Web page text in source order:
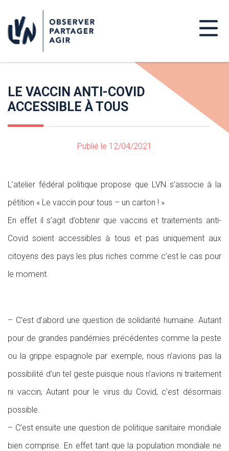
LE VACCIN ANTI-COVID
ACCESSIBLE À TOUS
Publié le 12/04/2021
L’atelier fédéral politique propose que LVN s’associe à la
pétition « Le vaccin pour tous – un carton ! »
En effet il s’agit d’obtenir que vaccins et traitements anti-
Covid soient accessibles à tous et pas uniquement aux
citoyens des pays les plus riches comme c’est le cas pour
le moment.
– C’est d’abord une question de solidarité humaine. Autant
pour de grandes pandémies précédentes comme la peste
ou la grippe espagnole par exemple, nous n’avions pas la
possibilité d’un tel geste puisque nous n’avions ni traitement
ni vaccin; Autant pour le virus du Covid, c’est désormais
possible.
– C’est ensuite une question de politique sanitaire mondiale
bien comprise. En effet tant que la population mondiale ne